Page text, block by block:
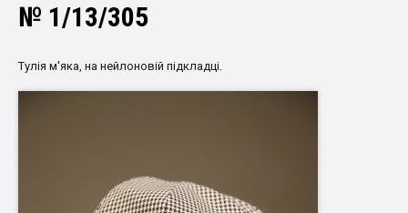
№ 1/13/305
Тулія м'яка, на нейлоновій підкладці.